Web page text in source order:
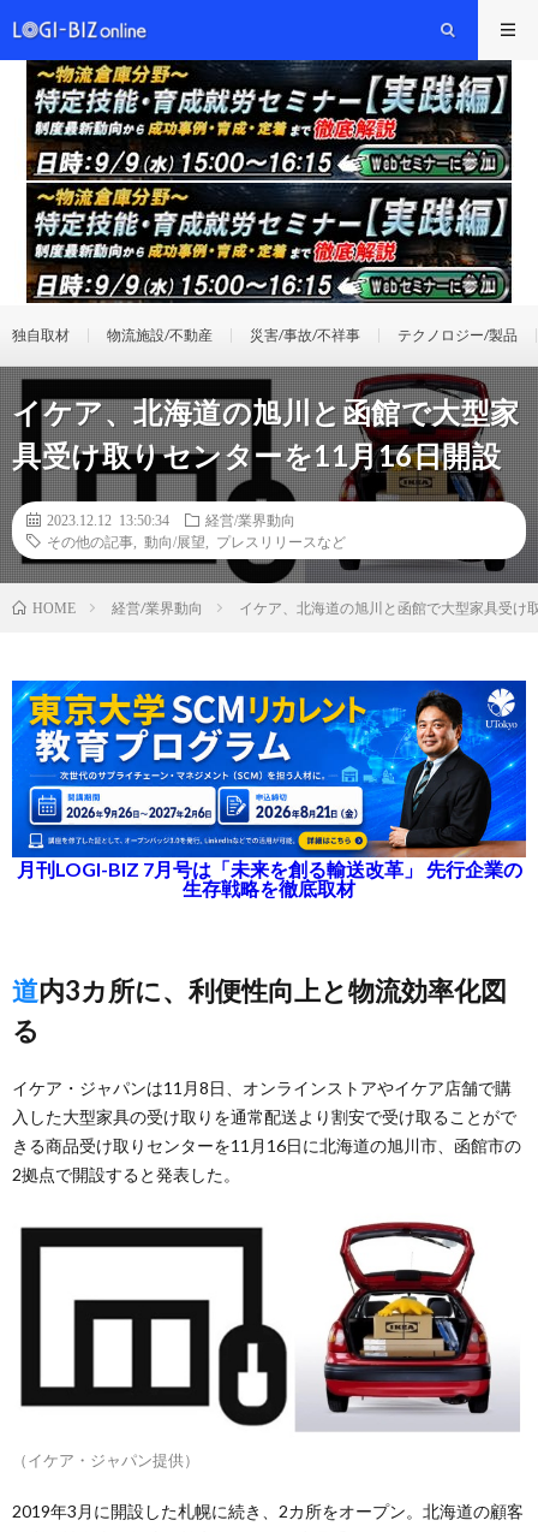
独自取材 物流施設/不動産 災害/事故/不祥事 テクノロジー/製品
イケア、北海道の旭川と函館で大型家
具受け取りセンターを11月16日開設
2023.12.12 13:50:34
経営/業界動向
その他の記事
動向/展望 プレスリリースなど
HOME 経営/業界動向 イケア、北海道の旭川と函館で大型家具受け
月刊LOGI-BIZ 7月号は「未来を創る輸送改革」 先行企業の
生存戦略を徹底取材
道内3カ所に、利便性向上と物流効率化図
る
イケア・ジャパンは11月8日、オンラインストアやイケア店舗で購
入した大型家具の受け取りを通常配送より割安で受け取ることがで
きる商品受け取りセンターを11月16日に北海道の旭川市、函館市の
2拠点で開設すると発表した。
（イケア・ジャパン提供）
2019年3月に開設した札幌に続き、2カ所をオープン。北海道の顧客